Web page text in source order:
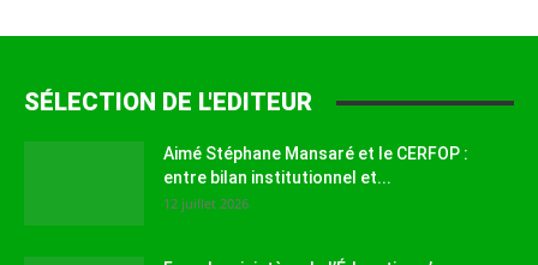
SÉLECTION DE L'EDITEUR
Aimé Stéphane Mansaré et le CERFOP :
entre bilan institutionnel et...
12 juillet 2026